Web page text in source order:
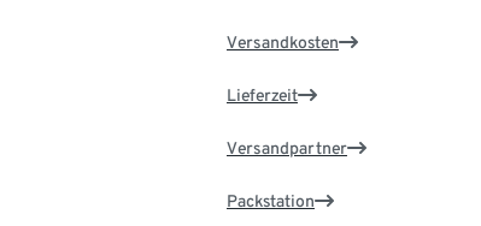
Versandkosten
Lieferzeit
Versandpartner
Packstation